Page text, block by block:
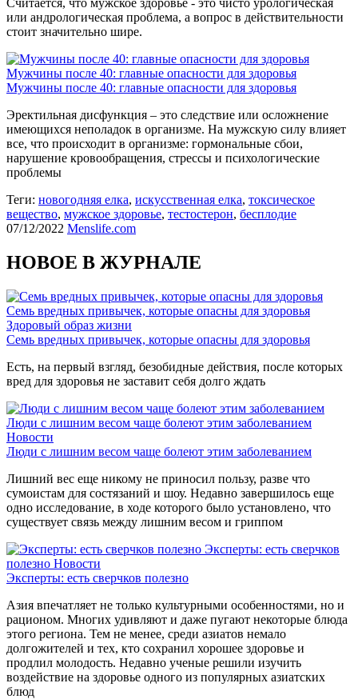
Считается, что мужское здоровье - это чисто урологическая
или андрологическая проблема, а вопрос в действительности
стоит значительно шире.
Мужчины после 40: главные опасности для здоровья
Мужчины после 40: главные опасности для здоровья
Эректильная дисфункция – это следствие или осложнение
имеющихся неполадок в организме. На мужскую силу влияет
все, что происходит в организме: гормональные сбои,
нарушение кровообращения, стрессы и психологические
проблемы
Теги: новогодняя елка, искусственная елка, токсическое
вещество, мужское здоровье, тестостерон, бесплодие
07/12/2022 Menslife.com
НОВОЕ В ЖУРНАЛЕ
Семь вредных привычек, которые опасны для здоровья
Здоровый образ жизни
Семь вредных привычек, которые опасны для здоровья
Есть, на первый взгляд, безобидные действия, после которых
вред для здоровья не заставит себя долго ждать
Люди с лишним весом чаще болеют этим заболеванием
Новости
Люди с лишним весом чаще болеют этим заболеванием
Лишний вес еще никому не приносил пользу, разве что
сумоистам для состязаний и шоу. Недавно завершилось еще
одно исследование, в ходе которого было установлено, что
существует связь между лишним весом и гриппом
Эксперты: есть сверчков
полезно Новости
Эксперты: есть сверчков полезно
Азия впечатляет не только культурными особенностями, но и
рационом. Многих удивляют и даже пугают некоторые блюда
этого региона. Тем не менее, среди азиатов немало
долгожителей и тех, кто сохранил хорошее здоровье и
продлил молодость. Недавно ученые решили изучить
воздействие на здоровье одного из популярных азиатских
блюд